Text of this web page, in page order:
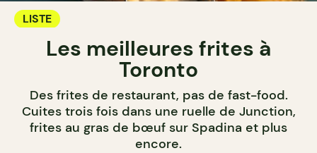
LISTE
Les meilleures frites à
Toronto
Des frites de restaurant, pas de fast-food.
Cuites trois fois dans une ruelle de Junction,
frites au gras de bœuf sur Spadina et plus
encore.